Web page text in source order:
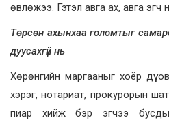
өвлөжээ. Гэтэл авга ах, авга эгч
Төрсөн ахынхаа голомтыг
дуусахгүй нь
Хөрөнгийн маргааныг хоёр дүү
хэрэг, нотариат, прокурорын
пиар хийж бэр эгчээ